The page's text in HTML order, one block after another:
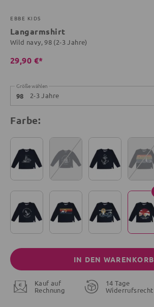
EBBE KIDS
Langarmshirt
Wild navy, 98 (2-3 Jahre)
29,90 €*
Größe wählen
98 2-3 Jahre
Farbe:
IN DEN WARENKORB
Kauf auf
Rechnung
14 Tage
Widerrufsrecht